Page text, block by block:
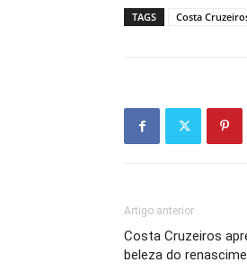
TAGS Costa
Artigo anterior
Costa Cruzeiros
beleza do